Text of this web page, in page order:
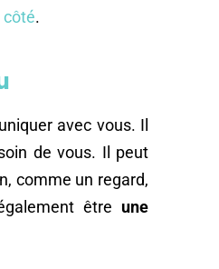
côté.
avec vous. Il
de vous. Il peut
comme un regard,
être une